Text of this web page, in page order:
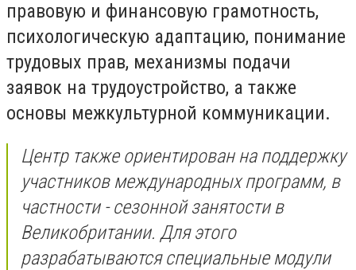
правовую и финансовую грамотность,
психологическую адаптацию, понимание
трудовых прав, механизмы подачи
заявок на трудоустройство, а также
основы межкультурной коммуникации.
Центр также ориентирован на поддержку
участников международных программ, в
частности - сезонной занятости в
Великобритании. Для этого
разрабатываются специальные модули